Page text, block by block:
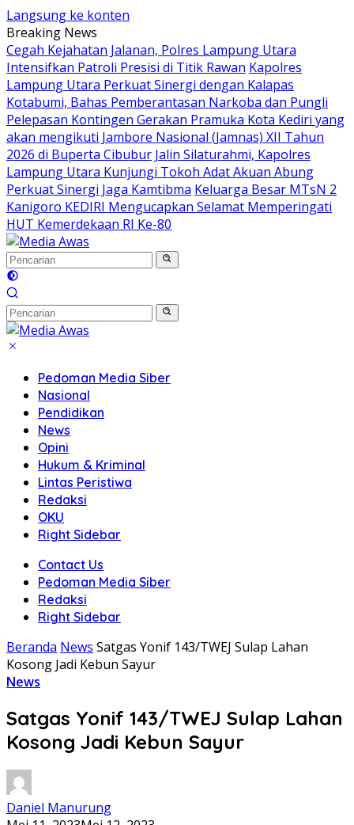
Langsung ke konten
Breaking News
Cegah Kejahatan Jalanan, Polres Lampung Utara
Intensifkan Patroli Presisi di Titik Rawan Kapolres
Lampung Utara Perkuat Sinergi dengan Kalapas
Kotabumi, Bahas Pemberantasan Narkoba dan Pungli
Pelepasan Kontingen Gerakan Pramuka Kota Kediri yang
akan mengikuti Jambore Nasional (Jamnas) XII Tahun
2026 di Buperta Cibubur Jalin Silaturahmi, Kapolres
Lampung Utara Kunjungi Tokoh Adat Akuan Abung
Perkuat Sinergi Jaga Kamtibma Keluarga Besar MTsN 2
Kanigoro KEDIRI Mengucapkan Selamat Memperingati
HUT Kemerdekaan RI Ke-80
Pedoman Media Siber
Nasional
Pendidikan
News
Opini
Hukum & Kriminal
Lintas Peristiwa
Redaksi
OKU
Right Sidebar
Contact Us
Pedoman Media Siber
Redaksi
Right Sidebar
Beranda News Satgas Yonif 143/TWEJ Sulap Lahan
Kosong Jadi Kebun Sayur
News
Satgas Yonif 143/TWEJ Sulap Lahan
Kosong Jadi Kebun Sayur
Daniel Manurung